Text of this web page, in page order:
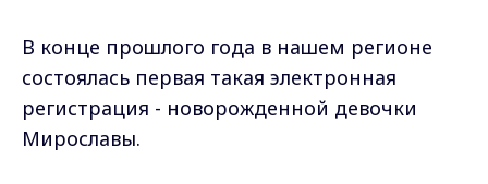
В конце прошлого года в нашем регионе
состоялась первая такая электронная
регистрация - новорожденной девочки
Мирославы.